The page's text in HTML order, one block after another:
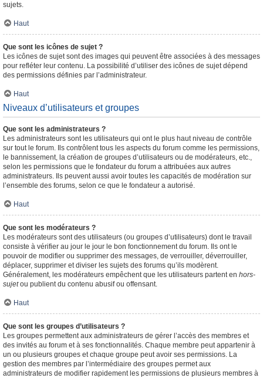
sujets.
Haut
Que sont les icônes de sujet ?
Les icônes de sujet sont des images qui peuvent être associées à des messages
pour refléter leur contenu. La possibilité d’utiliser des icônes de sujet dépend
des permissions définies par l’administrateur.
Haut
Niveaux d’utilisateurs et groupes
Que sont les administrateurs ?
Les administrateurs sont les utilisateurs qui ont le plus haut niveau de contrôle
sur tout le forum. Ils contrôlent tous les aspects du forum comme les permissions,
le bannissement, la création de groupes d’utilisateurs ou de modérateurs, etc.,
selon les permissions que le fondateur du forum a attribuées aux autres
administrateurs. Ils peuvent aussi avoir toutes les capacités de modération sur
l’ensemble des forums, selon ce que le fondateur a autorisé.
Haut
Que sont les modérateurs ?
Les modérateurs sont des utilisateurs (ou groupes d’utilisateurs) dont le travail
consiste à vérifier au jour le jour le bon fonctionnement du forum. Ils ont le
pouvoir de modifier ou supprimer des messages, de verrouiller, déverrouiller,
déplacer, supprimer et diviser les sujets des forums qu’ils modèrent.
Généralement, les modérateurs empêchent que les utilisateurs partent en hors-
sujetou publient du contenu abusif ou offensant.
Haut
Que sont les groupes d’utilisateurs ?
Les groupes permettent aux administrateurs de gérer l’accès des membres et
des invités au forum et à ses fonctionnalités. Chaque membre peut appartenir à
un ou plusieurs groupes et chaque groupe peut avoir ses permissions. La
gestion des membres par l’intermédiaire des groupes permet aux
administrateurs de modifier rapidement les permissions de plusieurs membres à